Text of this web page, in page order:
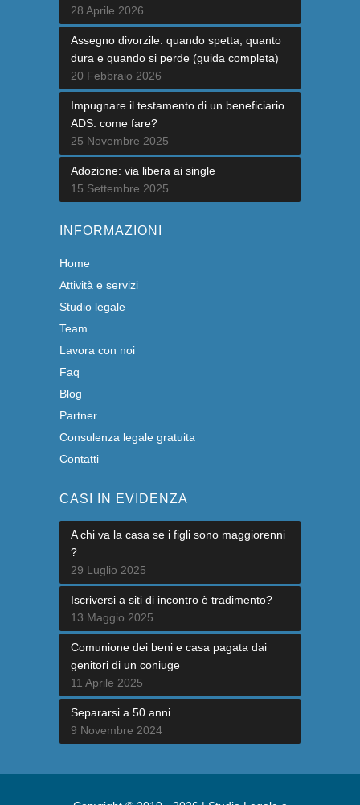
28 Aprile 2026
Assegno divorzile: quando spetta, quanto
dura e quando si perde (guida completa)
20 Febbraio 2026
Impugnare il testamento di un beneficiario
ADS: come fare?
25 Novembre 2025
Adozione: via libera ai single
15 Settembre 2025
INFORMAZIONI
Home
Attività e servizi
Studio legale
Team
Lavora con noi
Faq
Blog
Partner
Consulenza legale gratuita
Contatti
CASI IN EVIDENZA
A chi va la casa se i figli sono maggiorenni
?
29 Luglio 2025
Iscriversi a siti di incontro è tradimento?
13 Maggio 2025
Comunione dei beni e casa pagata dai
genitori di un coniuge
11 Aprile 2025
Separarsi a 50 anni
9 Novembre 2024